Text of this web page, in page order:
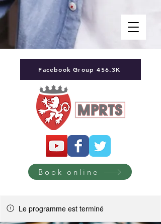
Facebook Group 456.3K
Book online
Le programme est terminé